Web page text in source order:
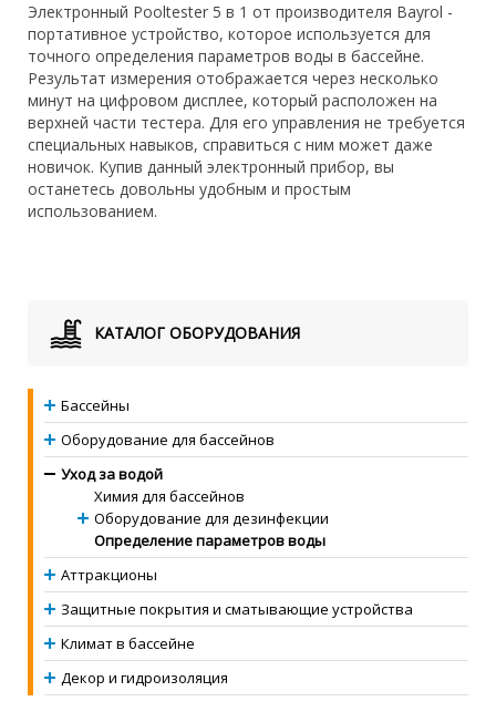
Электронный Pooltester 5 в 1 от производителя Bayrol -
портативное устройство, которое используется для
точного определения параметров воды в бассейне.
Результат измерения отображается через несколько
минут на цифровом дисплее, который расположен на
верхней части тестера. Для его управления не требуется
специальных навыков, справиться с ним может даже
новичок. Купив данный электронный прибор, вы
останетесь довольны удобным и простым
использованием.
КАТАЛОГ ОБОРУДОВАНИЯ
Бассейны
Оборудование для бассейнов
Уход за водой
Химия для бассейнов
Оборудование для дезинфекции
Определение параметров воды
Аттракционы
Защитные покрытия и сматывающие устройства
Климат в бассейне
Декор и гидроизоляция